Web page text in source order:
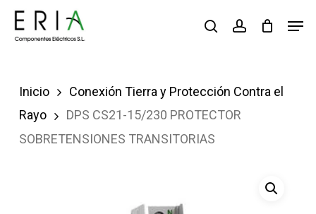
Saltar
buscaraccount
Inicio
Conexión Tierra y Protección Contra el
Rayo
DPS CS21-15/230 PROTECTOR
SOBRETENSIONES TRANSITORIAS